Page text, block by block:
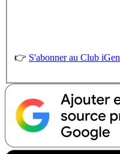
👉 S'abonner au Club iGen